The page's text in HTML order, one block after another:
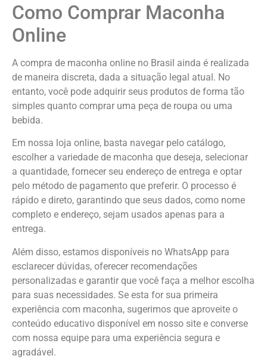
Como Comprar Maconha
Online
A compra de maconha online no Brasil ainda é realizada
de maneira discreta, dada a situação legal atual. No
entanto, você pode adquirir seus produtos de forma tão
simples quanto comprar uma peça de roupa ou uma
bebida.
Em nossa loja online, basta navegar pelo catálogo,
escolher a variedade de maconha que deseja, selecionar
a quantidade, fornecer seu endereço de entrega e optar
pelo método de pagamento que preferir. O processo é
rápido e direto, garantindo que seus dados, como nome
completo e endereço, sejam usados apenas para a
entrega.
Além disso, estamos disponíveis no WhatsApp para
esclarecer dúvidas, oferecer recomendações
personalizadas e garantir que você faça a melhor escolha
para suas necessidades. Se esta for sua primeira
experiência com maconha, sugerimos que aproveite o
conteúdo educativo disponível em nosso site e converse
com nossa equipe para uma experiência segura e
agradável.